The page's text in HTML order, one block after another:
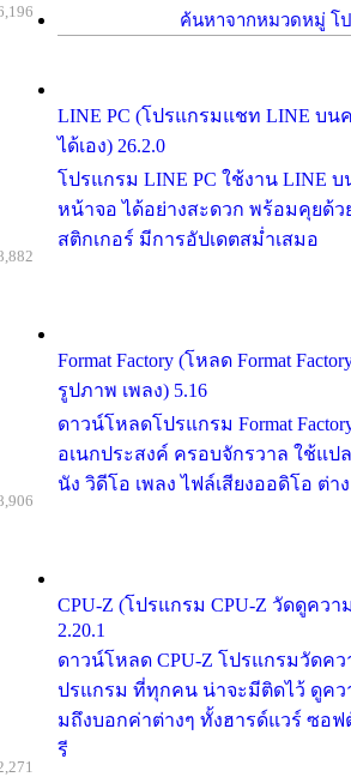
ค้นหาจากหมวดหมู่ โ
LINE PC (โปรแกรมแชท LINE บน
ได้เอง) 26.2.0
โปรแกรม LINE PC ใช้งาน LINE
หน้าจอ ได้อย่างสะดวก พร้อมคุยด้ว
สติกเกอร์ มีการอัปเดตสม่ำเสมอ
Format Factory (โหลด Format
รูปภาพ เพลง) 5.16
ดาวน์โหลดโปรแกรม Format
อเนกประสงค์ ครอบจักรวาล ใช้แป
นัง วิดีโอ เพลง ไฟล์เสียงออดิโอ ต่า
CPU-Z (โปรแกรม CPU-Z วัดดูควา
2.20.1
ดาวน์โหลด CPU-Z โปรแกรมวัดคว
ปรแกรม ที่ทุกคน น่าจะมีติดไว้ ดูควา
มถึงบอกค่าต่างๆ ทั้งฮารด์แวร์ ซอฟ
รี